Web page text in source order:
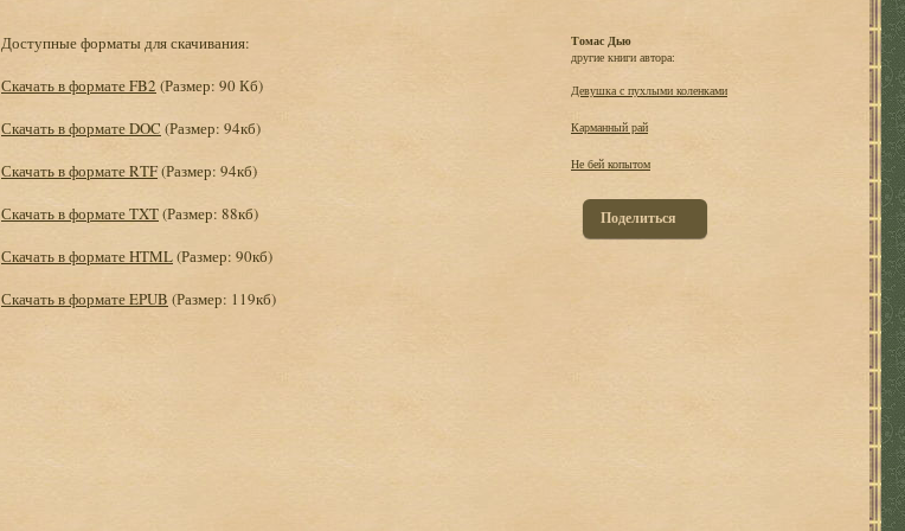
Доступные форматы для скачивания:
Скачать в формате FB2 (Размер: 90 Кб)
Скачать в формате DOC (Размер: 94кб)
Скачать в формате RTF(Размер: 94кб)
Скачать в формате TXT(Размер: 88кб)
Скачать в формате HTML(Размер: 90кб)
Скачать в формате EPUB (Размер: 119кб)
Томас Дью
другие книги автора:
Девушка с пухлыми коленками
Карманный рай
Не бей копытом
Поделиться